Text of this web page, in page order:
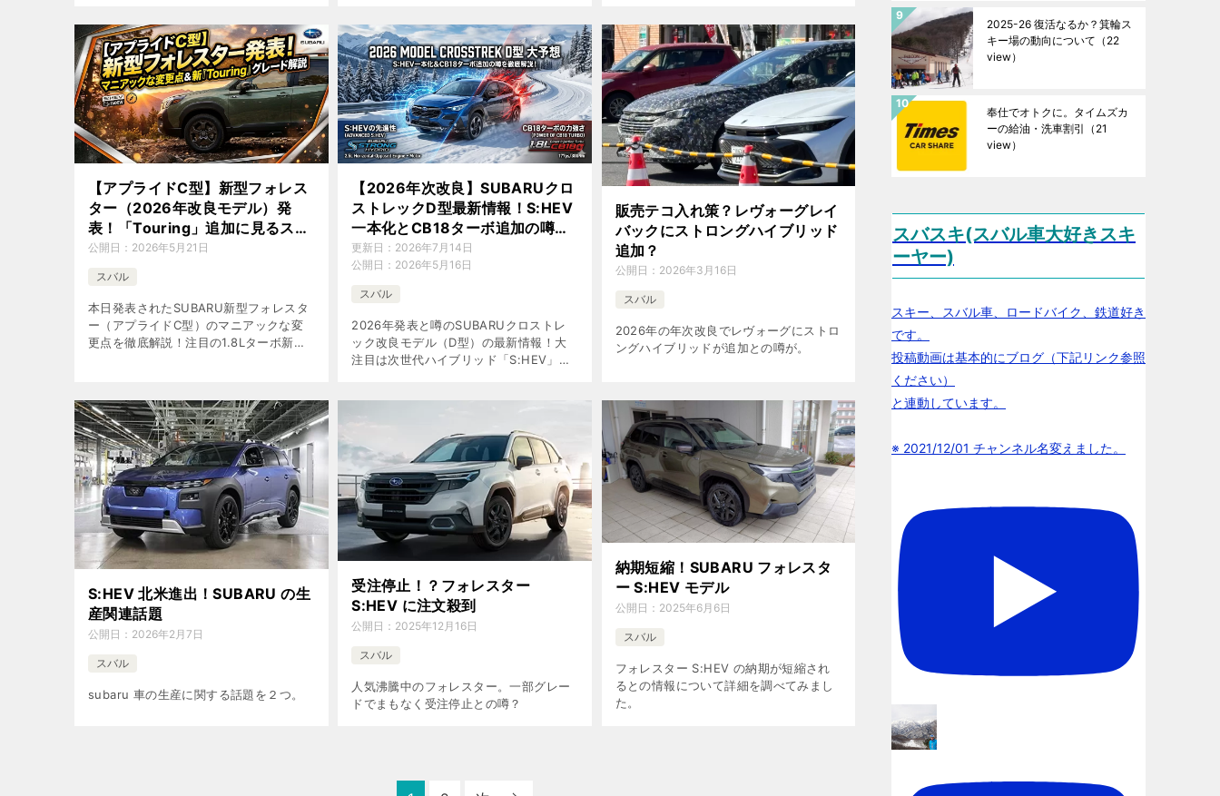
ーマンス」の温度差について考察。
【アプライドC型】新型フォレス
ター（2026年改良モデル）発
表！「Touring」追加に見るスバ
ルの本気とマニアックな変更点
公開日： 2026年5月21日
スバル
本日発表されたSUBARU新型フォレスタ
ー（アプライドC型）のマニアックな変
更点を徹底解説！注目の1.8Lターボ新グ
【2026年次改良】SUBARUクロ
ストレックD型最新情報！S:HEV
一本化とCB18ターボ追加の噂を
徹底解説
更新日： 2026年7月14日
公開日： 2026年5月16日
スバル
2026年発表と噂のSUBARUクロストレ
ック改良モデル（D型）の最新情報！大
注目は次世代ハイブリッド「S:HEV」へ
販売テコ入れ策？レヴォーグレイ
バックにストロングハイブリッド
追加？
公開日： 2026年3月16日
スバル
2026年の年次改良でレヴォーグにストロ
ングハイブリッドが追加との噂が。
S:HEV 北米進出！SUBARU の生
産関連話題
公開日： 2026年2月7日
スバル
subaru 車の生産に関する話題を２つ。
受注停止！？フォレスター
S:HEV に注文殺到
公開日： 2025年12月16日
スバル
人気沸騰中のフォレスター。一部グレー
ドでまもなく受注停止との噂？
納期短縮！SUBARU フォレスタ
ー S:HEV モデル
公開日： 2025年6月6日
スバル
フォレスター S:HEV の納期が短縮され
るとの情報について詳細を調べてみまし
た。
2025-26 復活なるか？箕輪ス
キー場の動向について （22
view）
奉仕でオトクに。タイムズカ
ーの給油・洗車割引 （21
view）
スバスキ(スバル車大好きスキ
ーヤー)
スキー、スバル車、ロードバイク、鉄道好き
です。
投稿動画は基本的にブログ（下記リンク参照
ください）
と連動しています。
※ 2021/12/01 チャンネル名変えました。